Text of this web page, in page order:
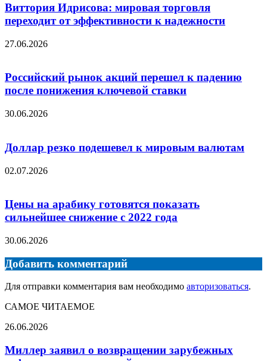
Виттория Идрисова: мировая торговля
переходит от эффективности к надежности
27.06.2026
Российский рынок акций перешел к падению
после понижения ключевой ставки
30.06.2026
Доллар резко подешевел к мировым валютам
02.07.2026
Цены на арабику готовятся показать
сильнейшее снижение с 2022 года
30.06.2026
Добавить комментарий
Для отправки комментария вам необходимо авторизоваться.
САМОЕ ЧИТАЕМОЕ
Миллер
о
возвращении
26.06.2026
Миллер заявил о возвращении зарубежных